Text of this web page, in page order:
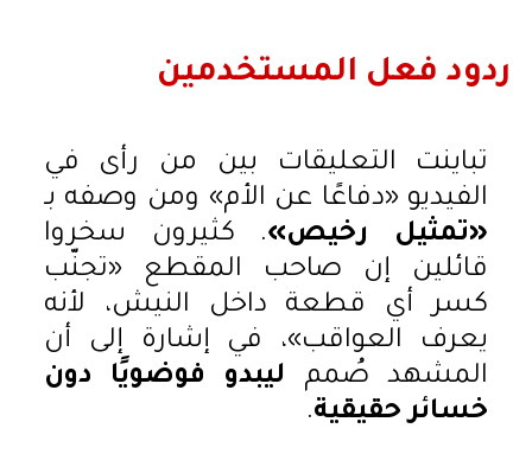
ردود فعل المستخدمين
تباينت التعليقات بين من رأى في
الفيديو «دفاعًا عن الأم» ومن وصفه بـ
«تمثيل رخيص». كثيرون سخروا
قائلين إن صاحب المقطع «تجنّب
كسر أي قطعة داخل النيش، لأنه
يعرف العواقب»، في إشارة إلى أن
المشهد صُمم ليبدو فوضويًا دون
خسائر حقيقية.